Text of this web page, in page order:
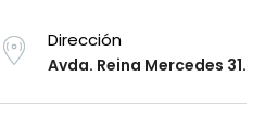
Dirección
Avda. Reina Mercedes 31.